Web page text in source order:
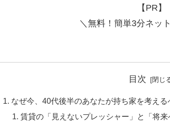
【PR】
＼無料！簡単3分ネッ
目次
なぜ今、40代後半のあなたが持ち家を考える
賃貸の「見えないプレッシャー」と「将来